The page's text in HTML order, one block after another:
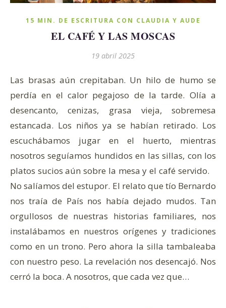
15 MIN. DE ESCRITURA CON CLAUDIA Y AUDE
EL CAFÉ Y LAS MOSCAS
19 abril 2025
Las brasas aún crepitaban. Un hilo de humo se
perdía en el calor pegajoso de la tarde. Olía a
desencanto, cenizas, grasa vieja, sobremesa
estancada. Los niños ya se habían retirado. Los
escuchábamos jugar en el huerto, mientras
nosotros seguíamos hundidos en las sillas, con los
platos sucios aún sobre la mesa y el café servido.
No salíamos del estupor. El relato que tío Bernardo
nos traía de País nos había dejado mudos. Tan
orgullosos de nuestras historias familiares, nos
instalábamos en nuestros orígenes y tradiciones
como en un trono. Pero ahora la silla tambaleaba
con nuestro peso. La revelación nos desencajó. Nos
cerró la boca. A nosotros, que cada vez que…